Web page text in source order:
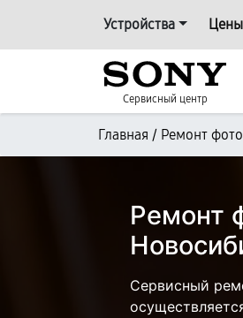
Устройства
Сервисный центр
Главная / Ремонт
Ремонт
Сервисный